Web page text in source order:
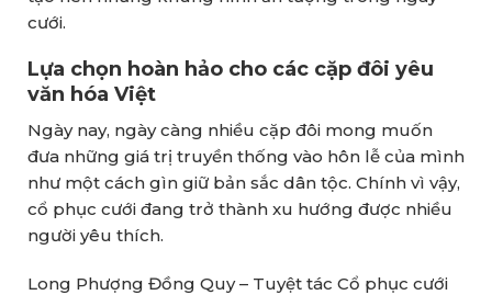
cưới.
Lựa chọn hoàn hảo cho các cặp đôi yêu
văn hóa Việt
Ngày nay, ngày càng nhiều cặp đôi mong muốn
đưa những giá trị truyền thống vào hôn lễ của mình
như một cách gìn giữ bản sắc dân tộc. Chính vì vậy,
cổ phục cưới đang trở thành xu hướng được nhiều
người yêu thích.
Long Phượng Đồng Quy – Tuyệt tác Cổ phục cưới